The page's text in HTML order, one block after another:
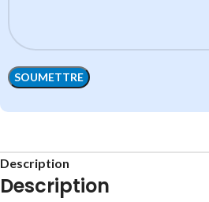
Description
Description